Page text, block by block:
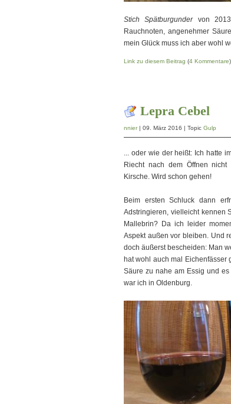
Stich Spätburgundervon
Rauchnoten, angenehmer
mein Glück muss ich aber wohl
Link zu diesem Beitrag (4 Kommentare
Lepra Cebel
nnier| 09. März 2016 | Topic Gulp
... oder wie der heißt: Ich hatte
Riecht nach dem Öffnen
Kirsche. Wird schon gehen!
Beim ersten Schluck dann
Adstringieren, vielleicht kennen
Mallebrin? Da ich leider
Aspekt außen vor bleiben. Und
doch äußerst bescheiden: Man
hat wohl auch mal Eichenfässer
Säure zu nahe am Essig und
war ich in Oldenburg.